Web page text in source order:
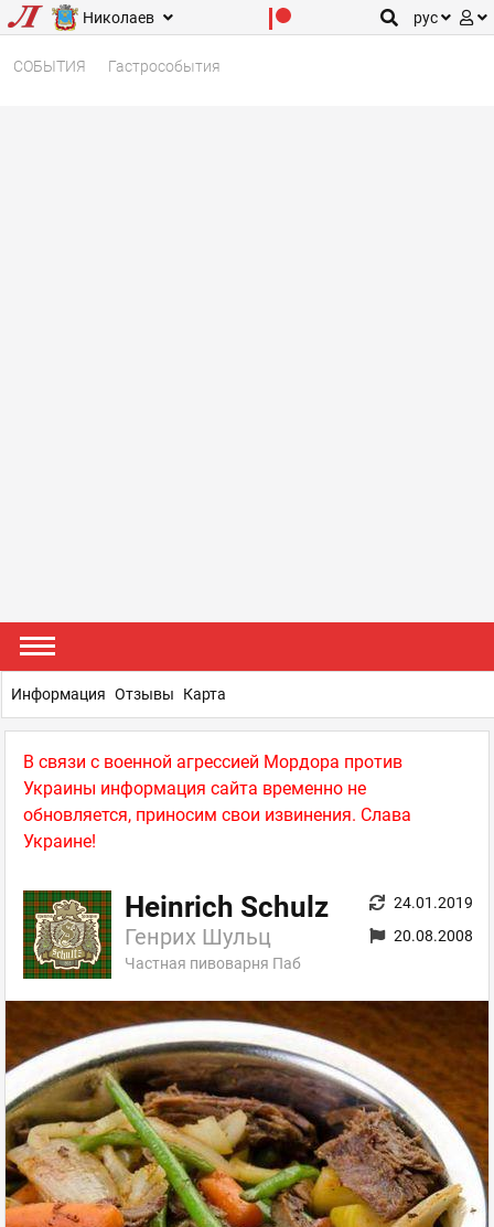
Николаев рус
СОБЫТИЯ Гастрособытия
В связи с военной агрессией Мордора против
Украины информация сайта временно не
обновляется, приносим свои извинения. Слава
Украине!
Heinrich Schulz
Генрих Шульц
Частная пивоварня Паб
24.01.2019
20.08.2008
Информация Отзывы Карта